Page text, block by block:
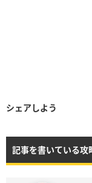
シェアしよう
記事を書いている攻